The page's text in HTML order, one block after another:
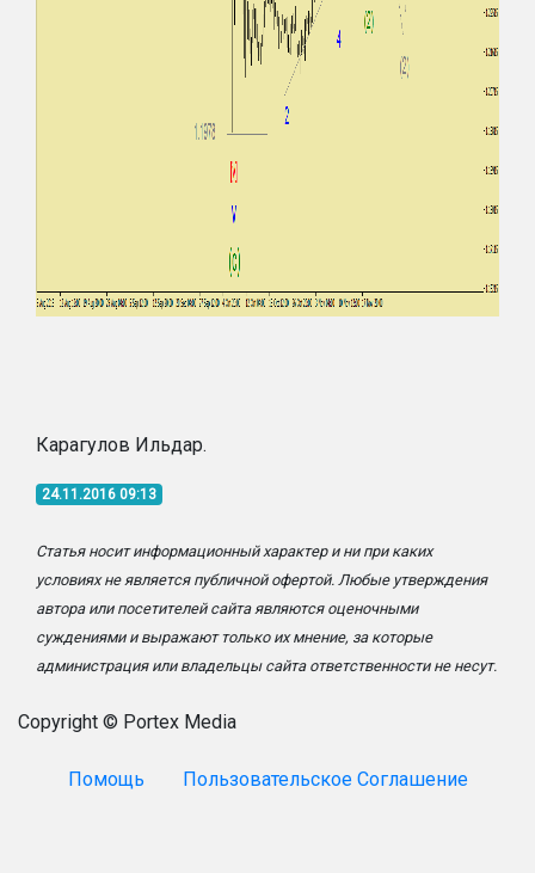
Карагулов Ильдар.
24.11.2016 09:13
Статья носит информационный характер и ни при каких
условиях не является публичной офертой. Любые утверждения
автора или посетителей сайта являются оценочными
суждениями и выражают только их мнение, за которые
администрация или владельцы сайта ответственности не несут.
Copyright © Portex Media
Помощь Пользовательское Соглашение